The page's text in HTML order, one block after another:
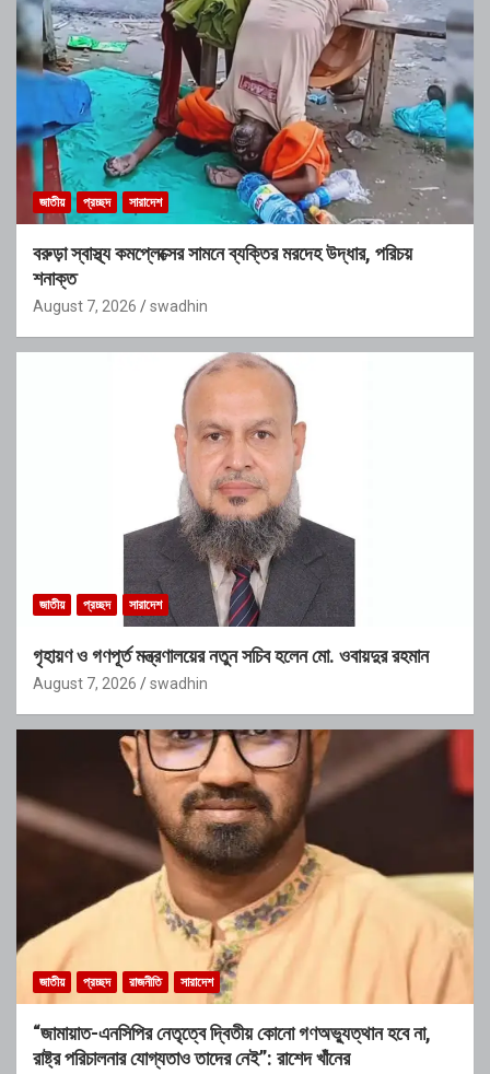
জাতীয় প্রচ্ছদ সারাদেশ
বরুড়া স্বাস্থ্য কমপ্লেক্সের সামনে ব্যক্তির মরদেহ উদ্ধার, পরিচয়
শনাক্ত
August 7, 2026 swadhin
জাতীয় প্রচ্ছদ সারাদেশ
গৃহায়ণ ও গণপূর্ত মন্ত্রণালয়ের নতুন সচিব হলেন মো. ওবায়দুর রহমান
August 7, 2026 swadhin
জাতীয় প্রচ্ছদ রাজনীতি সারাদেশ
“জামায়াত-এনসিপির নেতৃত্বে দ্বিতীয় কোনো গণঅভ্যুত্থান হবে না,
রাষ্ট্র পরিচালনার যোগ্যতাও তাদের নেই”: রাশেদ খাঁনের